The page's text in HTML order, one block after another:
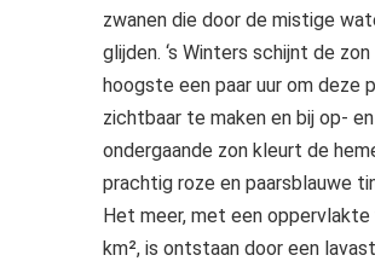
zwanen die door de mistige
glijden. ‘s Winters schijnt de
hoogste een paar uur om deze
zichtbaar te maken en bij op- en
ondergaande zon kleurt de
prachtig roze en paarsblauwe
Het meer, met een oppervlakte
km², is ontstaan door een